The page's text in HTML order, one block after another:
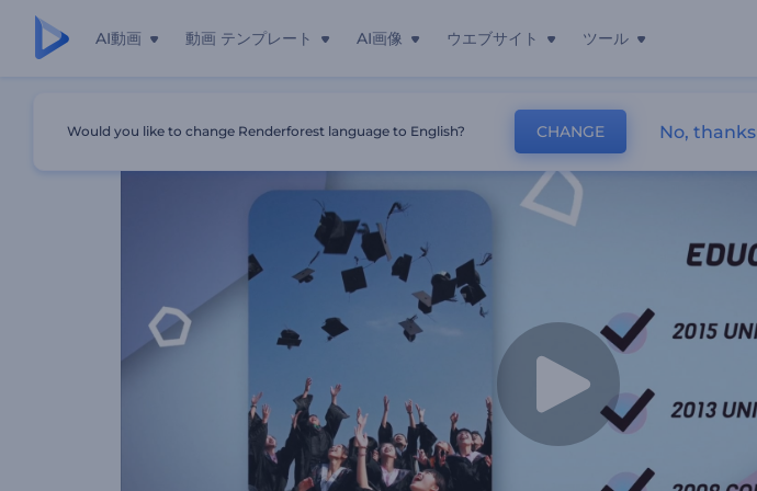
AI動画 動画 テンプレート AI画像 ウエブサイト ツール
マーケティングのインフォグラフィック動画
Would you like to change Renderforest language to English? CHANGE No, thanks